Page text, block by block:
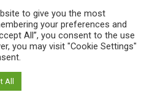
for Investigators
ละยังเป็นผู้ซื้อขายแลกเปลี่ยน
เขาไม่มีส่วน
to give you the most
your preferences and
All”, you consent to the use
you may visit "Cookie Settings"
All